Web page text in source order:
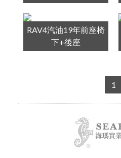
RAV4汽油19年前座椅
下+後座
1